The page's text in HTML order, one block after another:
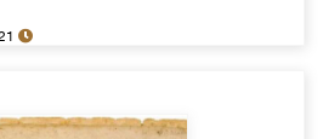
31-01-2021